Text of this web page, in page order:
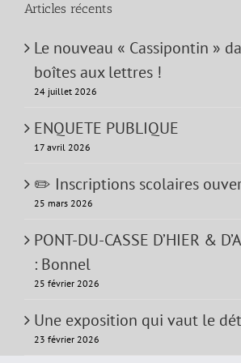
Articles récents
Le nouveau « Cassipontin »
boîtes aux lettres !
24 juillet 2026
ENQUETE PUBLIQUE
17 avril 2026
✏️ Inscriptions scolaires
25 mars 2026
PONT-DU-CASSE D’HIER &
: Bonnel
25 février 2026
Une exposition qui vaut le
23 février 2026